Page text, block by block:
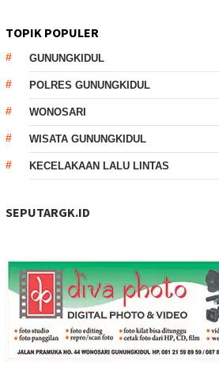
TOPIK POPULER
GUNUNGKIDUL
POLRES GUNUNGKIDUL
WONOSARI
WISATA GUNUNGKIDUL
KECELAKAAN LALU LINTAS
SEPUTARGK.ID